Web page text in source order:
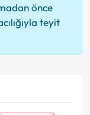
önce
teyit